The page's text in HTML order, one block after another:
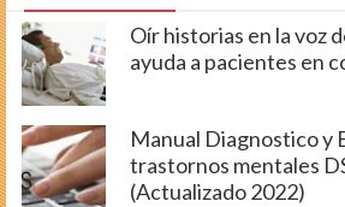
Oír historias en la voz
ayuda a pacientes en
Manual Diagnostico y
trastornos mentales
(Actualizado 2022)